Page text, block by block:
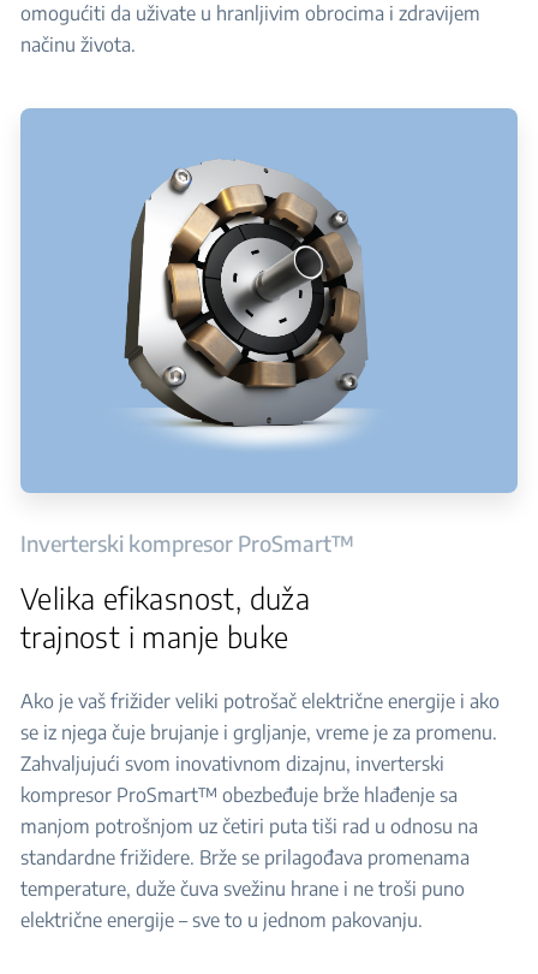
omogućiti da uživate u hranljivim obrocima i zdravijem
načinu života.
Inverterski kompresor ProSmart™
Velika efikasnost, duža
trajnost i manje buke
Ako je vaš frižider veliki potrošač električne energije i ako
se iz njega čuje brujanje i grgljanje, vreme je za promenu.
Zahvaljujući svom inovativnom dizajnu, inverterski
kompresor ProSmart™ obezbeđuje brže hlađenje sa
manjom potrošnjom uz četiri puta tiši rad u odnosu na
standardne frižidere. Brže se prilagođava promenama
temperature, duže čuva svežinu hrane i ne troši puno
električne energije – sve to u jednom pakovanju.